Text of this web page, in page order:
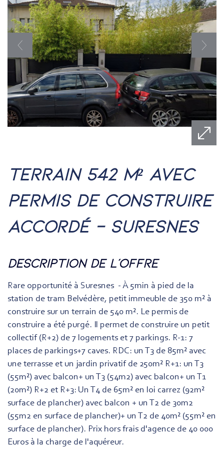
terrain 542 m² avec
permis de construire
accordé – suresnes
description de l'offre
Rare opportunité à Suresnes - À 5min à pied de la
station de tram Belvédère, petit immeuble de 350 m² à
construire sur un terrain de 540 m². Le permis de
construire a été purgé. Il permet de construire un petit
collectif (R+2) de 7 logements et 7 parkings. R-1: 7
places de parkings+7 caves. RDC: un T3 de 85m² avec
une terrasse et un jardin privatif de 250m² R+1: un T3
(55m²) avec balcon+ un T3 (54m2) avec balcon+ un T1
(20m²) R+2 et R+3: Un T4 de 65m² en loi carrez (92m²
surface de plancher) avec balcon + un T2 de 30m2
(55m2 en surface de plancher)+ un T2 de 40m² (55m² en
surface de plancher). Prix hors frais d'agence de 40 000
Euros à la charge de l'aquéreur.